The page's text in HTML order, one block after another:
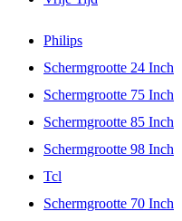
Philips
Schermgrootte 24 Inch
Schermgrootte 75 Inch
Schermgrootte 85 Inch
Schermgrootte 98 Inch
Tcl
Schermgrootte 70 Inch